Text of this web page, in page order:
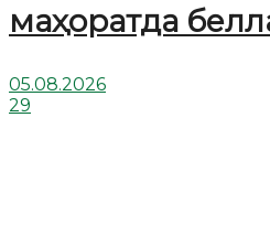
маҳоратда
05.08.2026
29